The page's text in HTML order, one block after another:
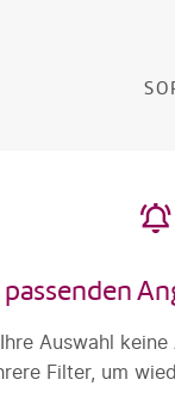
passenden
Auswahl
Filter, um